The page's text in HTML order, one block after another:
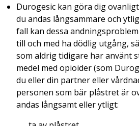
Durogesic kan göra dig
du andas långsammare och
fall kan dessa
till och med ha dödlig utgång,
som aldrig tidigare har använt
medel med opioider (som
du eller din partner eller
personen som bär plåstret är
andas långsamt eller ytligt: